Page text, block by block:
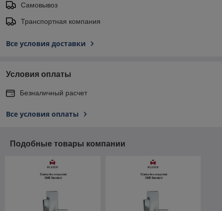
Самовывоз
Транспортная компания
Все условия доставки
Условия оплаты
Безналичный расчет
Все условия оплаты
Подобные товары компании